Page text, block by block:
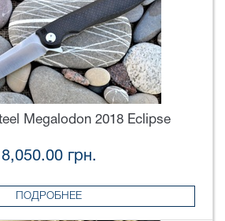
Megalodon 2018 Eclipse
8,050.00 грн.
ПОДРОБНЕЕ